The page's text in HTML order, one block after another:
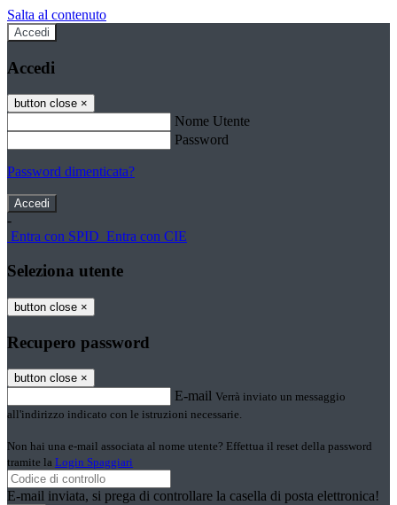
Salta al contenuto
Accedi
Accedi
button close ×
Nome Utente
Password
Password dimenticata?
-
Entra con SPID Entra con CIE
Seleziona utente
button close ×
Recupero password
button close ×
E-mail Verrà inviato un messaggio
all'indirizzo indicato con le istruzioni necessarie.
Non hai una e-mail associata al nome utente? Effettua il reset della password
tramite la Login Spaggiari
E-mail inviata, si prega di controllare la casella di posta elettronica!